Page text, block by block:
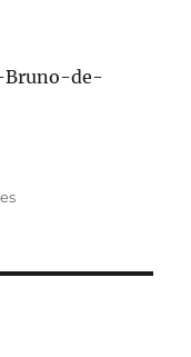
Bruno-de-
sur